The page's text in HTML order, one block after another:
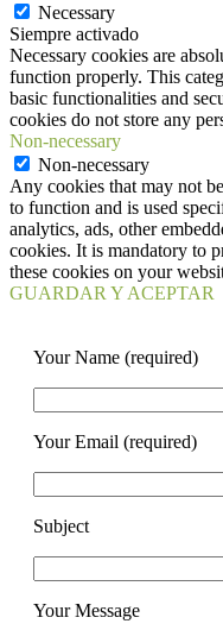
Necessary
Siempre activado
Necessary cookies are
function properly. This
basic functionalities and
cookies do not store any
Non-necessary
Non-necessary
Any cookies that may not
to function and is used
analytics, ads, other
cookies. It is mandatory to
these cookies on your
GUARDAR Y ACEPTAR
Your Name (required)
Your Email (required)
Subject
Your Message